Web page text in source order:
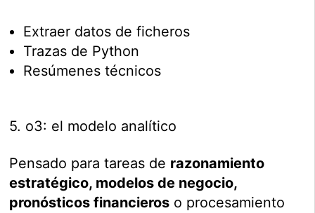
Extraer datos de ficheros
Trazas de Python
Resúmenes técnicos
5. o3: el modelo analítico
Pensado para tareas de razonamiento
estratégico, modelos de negocio,
pronósticos financieros o procesamiento